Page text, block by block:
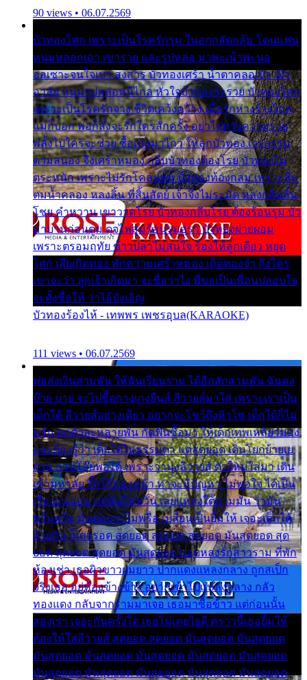
90 views • 06.07.2569
บัวทองโศก เพราะเป็นโรครักรุม ในอกกลัดกลุ้ม โดนแฟน
หนุ่มหลอกเอา เขารวย และรูปหล่อ มาพะเน้าพะนอ
ออเซาะจนใจเบา สงสาร บัวทองเศร้า น้ำตาคลอเบ้า เฝ้า
อาลัย หนุ่มรูปหล่อหนีไกล หัวใจบัวทองระรวย บัวทองโศก
เพราะเป็นโรครักจาง ชีวิตเคว้งคว้าง เมื่อรักห่างร้างไกล
แม่ก็บอก พ่อก็สั่งจะรักใครสักครั้ง อย่าไปหวังความรวย
พลั้งไปใครจะช่วย ซื้อเปลมาไกว ให้ลูกบัวทอง เวรกรรม
ตามสนอง จึงเศร้าหมอง กลีบบัวทองต้องโรย บัวทองไม่
ตระหนัก เพราะไม่รักโคลนตม บัวทองท้องกลม เพราะลืม
ตมน้ำคลอง หลงลิ้น ที่สิ้นสัตย์ เจ้าจึงไม่ระมัด หลงกลิ่นลิ้น
โชย คำหวาน เขาวาดโรย บัวทองกลีบโรย ต้องร้อนรุม บัว
มาบานก่อนตูม ดุจไฟสุมร้อนรุมอุรา บัวทองผ่ายผอม
เพราะตรอมฤทัย ข้าวปลาไม่สนใจ ร้องไห้ลูกเดียว หยุด
โศก เสียเถิดทอง พักความเศร้าหมอง เถิดทองจ๋า ถึงใคร
เขาจะว่า ลูกเจ้าเกิดมา จะชื่อว่าไง พี่ขอเป็นเพื่อนปลอบใจ
จะตั้งชื่อให้ ว่าไอ้บังเอิญ
บัวทองร้องไห้ - เทพพร เพชรอุบล(KARAOKE)
111 views • 06.07.2569
พ่อส่งเงินสามพัน ให้ฉันเรียนราม ได้อีกสักสามพัน ฉันคง
บ๊าย บาย จะไปซื้อกางเกงยีนส์ ลีวายส์มาใส่ เพราะเราเป็น
เด็กใต้ ลีวายส์อย่างเดียว อยากจะโชว์ถึงหิวโซ เด็กใต้ก็ไม่
หวั่น ตกตัวละหลายพัน กัดฟันซื้อมา ให้เด็กเทพเหลียวมอง
และต้องรู้ว่า เด็กใต้ไม่ธรรมดา แต่สุดยอด เดินโยกย้ายเย
ยวน กวนโอ๊ยพอได้ เพราะว่านุ่งลีวายส์ ตัวใหม่ใส่มา เดิน
เข้ามหาลัย จิ๊กโก๊มองหน้า ท่าจะมีปัญหา ไม่พอใจ ได้เป็น
เรื่องแน่นอน แต่ฉันไม่หวั่น เลยแหลงใต้ถามมัน ว่ามัน
พรั่นพรือ มันตอบว่าไม่พรื่อ เปลี่ยนเป็นยิ้มให้ เจอะเด็กใต้
ด้วยกัน ก็เลยรอด สุดยอด สุดยอด สุดยอด มันสุดยอด สุด
ยอด สุดยอด สุดยอด มันสุดยอด แอบหลงรักสาวราม ที่พัก
ห้องเช่า เธอผิวขาวผมยาว ปากแดงแหลงกลาง ถูกสเป็ก
จริงเธอ อยู่ห้องข้างข้าง อยากเข้าไปแหลงกลาง กลัว
ทองแดง กลับจากรามมาเจอ เธอมาซื้อข้าว แต่ก่อนนั้น
สองเรา เจอะกันครั้งใด เธอไม่เคยไยดี คราวนี้เธอยิ้มให้
ต้องให้ใส่ลีวายส์ สุดยอด สุดยอด มันสุดยอด มันสุดยอด
มันสุดยอด มันสุดยอด มันสุดยอด มันสุดยอด มันสุดยอด
มันสุดยอด มันสุดยอด มันสุดยอด มันสุดยอด มันสุดยอด